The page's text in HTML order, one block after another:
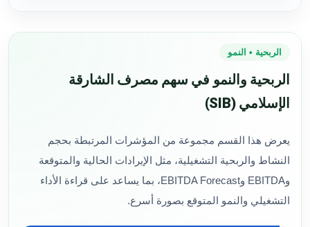
الربحية • النمو
الربحية والنمو في سهم مصرف الشارقة
الإسلامي (SIB)
يعرض هذا القسم مجموعة من المؤشرات المرتبطة بحجم
النشاط والربحية التشغيلية، مثل الإيرادات الحالية والمتوقعة
وEBITDA وEBITDA Forecast، بما يساعد على قراءة الأداء
التشغيلي والنمو المتوقع بصورة أسرع.